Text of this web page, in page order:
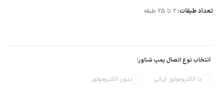
تعداد طبقات: 2 تا 25 طبقه
انتخاب نوع اتصال پمپ شناور:
با الکتروموتور ایرانی بدون الکتروموتور